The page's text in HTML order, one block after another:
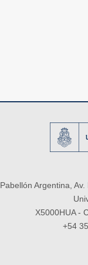
Pabellón Argentina,
X5000HUA -
+54